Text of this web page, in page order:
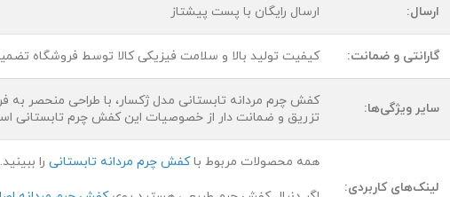
ارسال: ارسال رایگان با پست پیشتاز
گارانتی و ضمانت: کیفیت تولید بالا و سلامت فیزیکی کالا توسط فروشگاه
سایر ویژگی‌ها:
کفش چرم مردانه تابستانی مدل ژکسار، با طراحی منحصر
تزریق و ضمانت دار از خصوصیات این کفش چرم تابستانی
لینک‌های کاربردی:
همه محصولات مربوط باکفش چرم مردانه تابستانی را ببینید.